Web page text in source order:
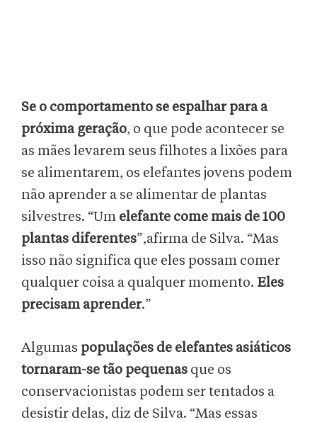
Se o comportamento se espalhar para a
próxima geração, o que pode acontecer se
as mães levarem seus filhotes a lixões para
se alimentarem, os elefantes jovens podem
não aprender a se alimentar de plantas
silvestres. “Um elefante come mais de 100
plantas diferentes”,afirma de Silva. “Mas
isso não significa que eles possam comer
qualquer coisa a qualquer momento. Eles
precisam aprender.”
Algumas populações de elefantes asiáticos
tornaram-se tão pequenas que os
conservacionistas podem ser tentados a
desistir delas, diz de Silva. “Mas essas